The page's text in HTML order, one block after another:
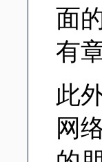
面
有
此
网